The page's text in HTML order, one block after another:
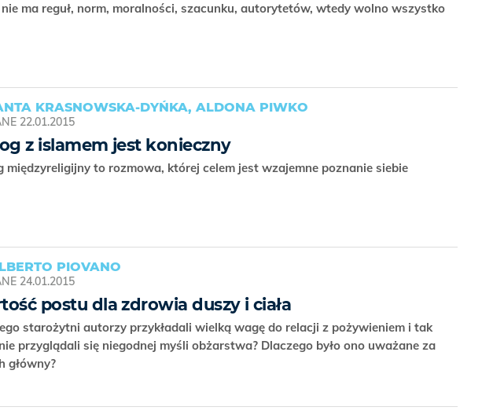
nie ma reguł, norm, moralności, szacunku, autorytetów, wtedy wolno wszystko
KRASNOWSKA-DYŃKA, ALDONA PIWKO
22.01.2015
z islamem jest konieczny
międzyreligijny to rozmowa, której celem jest wzajemne poznanie siebie
PIOVANO
24.01.2015
postu dla zdrowia duszy i ciała
starożytni autorzy przykładali wielką wagę do relacji z pożywieniem i tak
przyglądali się niegodnej myśli obżarstwa? Dlaczego było ono uważane za
główny?